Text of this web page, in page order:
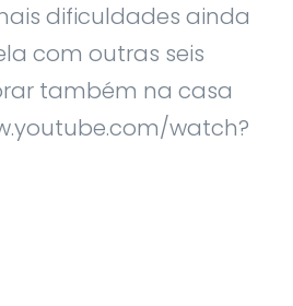
dificuldades ainda
com outras seis
também na casa
watch?